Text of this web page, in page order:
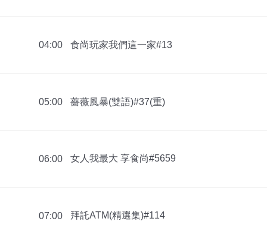
04:00 食尚玩家我們這一家#13
05:00 薔薇風暴(雙語)#37(重)
06:00 女人我最大 享食尚#5659
07:00 拜託ATM(精選集)#114